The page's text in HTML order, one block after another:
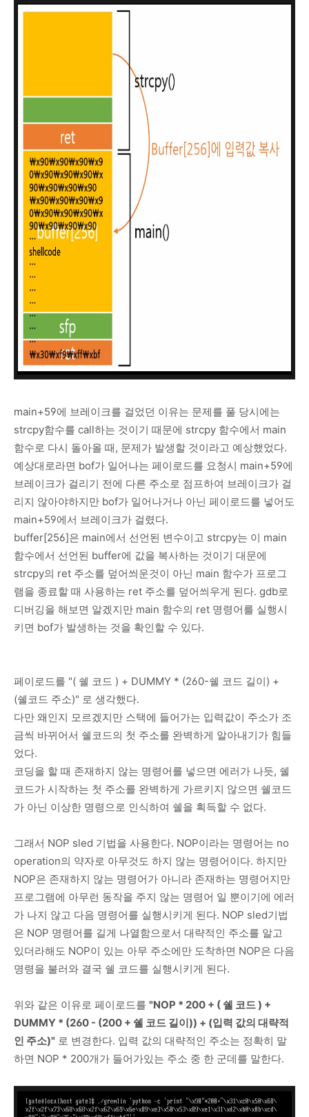
main+59에 브레이크를 걸었던 이유는 문제를 풀 당시에는
strcpy함수를 call하는 것이기 때문에 strcpy 함수에서 main
함수로 다시 돌아올 때, 문제가 발생할 것이라고 예상했었다.
예상대로라면 bof가 일어나는 페이로드를 요청시 main+59에
브레이크가 걸리기 전에 다른 주소로 점프하여 브레이크가 걸
리지 않아야하지만 bof가 일어나거나 아닌 페이로드를 넣어도
main+59에서 브레이크가 걸렸다.
buffer[256]은 main에서 선언된 변수이고 strcpy는 이 main
함수에서 선언된 buffer에 값을 복사하는 것이기 대문에
strcpy의 ret 주소를 덮어씌운것이 아닌 main 함수가 프로그
램을 종료할 때 사용하는 ret 주소를 덮어씌우게 된다. gdb로
디버깅을 해보면 알겠지만 main 함수의 ret 명령어를 실행시
키면 bof가 발생하는 것을 확인할 수 있다.
페이로드를 "( 쉘 코드 ) + DUMMY * (260-쉘 코드 길이) +
(쉘코드 주소)" 로 생각했다.
다만 왜인지 모르겠지만 스택에 들어가는 입력값이 주소가 조
금씩 바뀌어서 쉘코드의 첫 주소를 완벽하게 알아내기가 힘들
었다.
코딩을 할 때 존재하지 않는 명령어를 넣으면 에러가 나듯, 쉘
코드가 시작하는 첫 주소를 완벽하게 가르키지 않으면 쉘코드
가 아닌 이상한 명령으로 인식하여 쉘을 획득할 수 없다.
그래서 NOP sled 기법을 사용한다. NOP이라는 명령어는 no
operation의 약자로 아무것도 하지 않는 명령어이다. 하지만
NOP은 존재하지 않는 명령어가 아니라 존재하는 명령어지만
프로그램에 아무런 동작을 주지 않는 명령어 일 뿐이기에 에러
가 나지 않고 다음 명령어를 실행시키게 된다. NOP sled기법
은 NOP 명령어를 길게 나열함으로서 대략적인 주소를 알고
있더라해도 NOP이 있는 아무 주소에만 도착하면 NOP은 다음
명령을 불러와 결국 쉘 코드를 실행시키게 된다.
위와 같은 이유로 페이로드를 "NOP * 200 + ( 쉘 코드 ) +
DUMMY * (260 - (200 + 쉘 코드 길이)) + (입력 값의 대략적
인 주소)" 로 변경한다. 입력 값의 대략적인 주소는 정확히 말
하면 NOP * 200개가 들어가있는 주소 중 한 군데를 말한다.